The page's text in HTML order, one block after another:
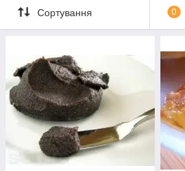
Сортування 0